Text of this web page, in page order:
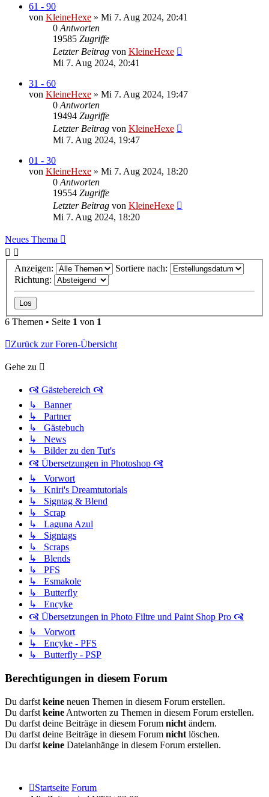
61 - 90
von KleineHexe » Mi 7. Aug 2024, 20:41
0 Antworten
19585 Zugriffe
Letzter Beitrag von KleineHexe
Mi 7. Aug 2024, 20:41
31 - 60
von KleineHexe » Mi 7. Aug 2024, 19:47
0 Antworten
19494 Zugriffe
Letzter Beitrag von KleineHexe
Mi 7. Aug 2024, 19:47
01 - 30
von KleineHexe » Mi 7. Aug 2024, 18:20
0 Antworten
19554 Zugriffe
Letzter Beitrag von KleineHexe
Mi 7. Aug 2024, 18:20
Neues Thema
Anzeigen:
Sortiere nach:
Richtung:
6 Themen • Seite 1 von 1
Zurück zur Foren-Übersicht
Gehe zu
🙧 Gästebereich 🙧
↳ Banner
↳ Partner
↳ Gästebuch
↳ News
↳ Bilder zu den Tut's
🙧 Übersetzungen in Photoshop 🙧
↳ Vorwort
↳ Kniri's Dreamtutorials
↳ Signtag & Blend
↳ Scrap
↳ Laguna Azul
↳ Signtags
↳ Scraps
↳ Blends
↳ PFS
↳ Esmakole
↳ Butterfly
↳ Encyke
🙧 Übersetzungen in Photo Filtre und Paint Shop Pro 🙧
↳ Vorwort
↳ Encyke - PFS
↳ Butterfly - PSP
Berechtigungen in diesem Forum
Du darfst keine neuen Themen in diesem Forum erstellen.
Du darfst keine Antworten zu Themen in diesem Forum erstellen.
Du darfst deine Beiträge in diesem Forum nicht ändern.
Du darfst deine Beiträge in diesem Forum nicht löschen.
Du darfst keine Dateianhänge in diesem Forum erstellen.
Startseite Forum